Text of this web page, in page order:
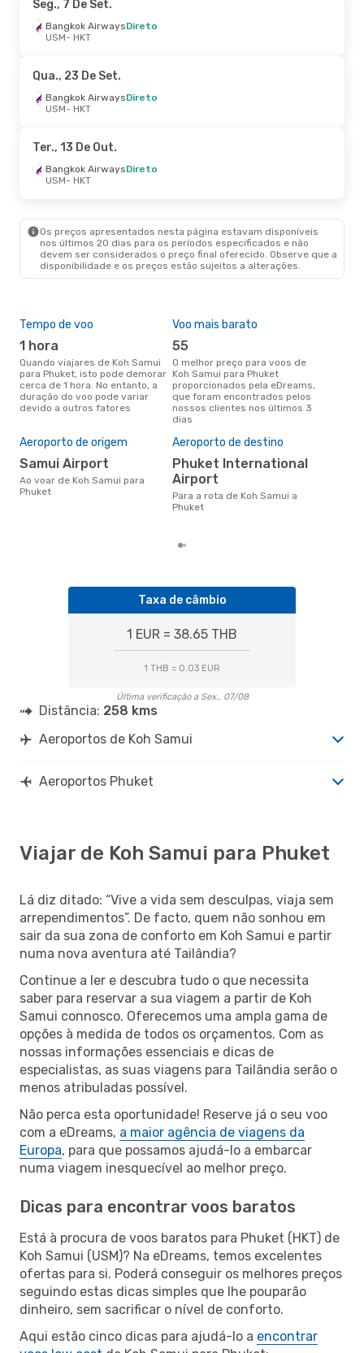
Seg., 7 De Set.
Bangkok AirwaysDireto
USM- HKT
Qua., 23 De Set.
Bangkok AirwaysDireto
USM- HKT
Ter., 13 De Out.
Bangkok AirwaysDireto
USM- HKT
Os preços apresentados nesta página estavam disponíveis
nos últimos 20 dias para os períodos especificados e não
devem ser considerados o preço final oferecido. Observe que a
disponibilidade e os preços estão sujeitos a alterações.
Tempo de voo
1 hora
Quando viajares de Koh Samui
para Phuket, isto pode demorar
cerca de 1 hora. No entanto, a
duração do voo pode variar
devido a outros fatores
Voo mais barato
55
O melhor preço para voos de
Koh Samui para Phuket
proporcionados pela eDreams,
que foram encontrados pelos
nossos clientes nos últimos 3
dias
Aeroporto de origem
Samui Airport
Ao voar de Koh Samui para
Phuket
Aeroporto de destino
Phuket International
Airport
Para a rota de Koh Samui a
Phuket
Taxa de câmbio
1 EUR = 38.65 THB
1 THB = 0.03 EUR
Última verificação a Sex., 07/08
Distância: 258 kms
Aeroportos de Koh Samui
Aeroportos Phuket
Viajar de Koh Samui para Phuket
Lá diz ditado: “Vive a vida sem desculpas, viaja sem
arrependimentos”. De facto, quem não sonhou em
sair da sua zona de conforto em Koh Samui e partir
numa nova aventura até Tailândia?
Continue a ler e descubra tudo o que necessita
saber para reservar a sua viagem a partir de Koh
Samui connosco. Oferecemos uma ampla gama de
opções à medida de todos os orçamentos. Com as
nossas informações essenciais e dicas de
especialistas, as suas viagens para Tailândia serão o
menos atribuladas possível.
Não perca esta oportunidade! Reserve já o seu voo
com a eDreams, a maior agência de viagens da
Europa, para que possamos ajudá-lo a embarcar
numa viagem inesquecível ao melhor preço.
Dicas para encontrar voos baratos
Está à procura de voos baratos para Phuket (HKT) de
Koh Samui (USM)? Na eDreams, temos excelentes
ofertas para si. Poderá conseguir os melhores preços
seguindo estas dicas simples que lhe pouparão
dinheiro, sem sacrificar o nível de conforto.
Aqui estão cinco dicas para ajudá-lo a encontrar